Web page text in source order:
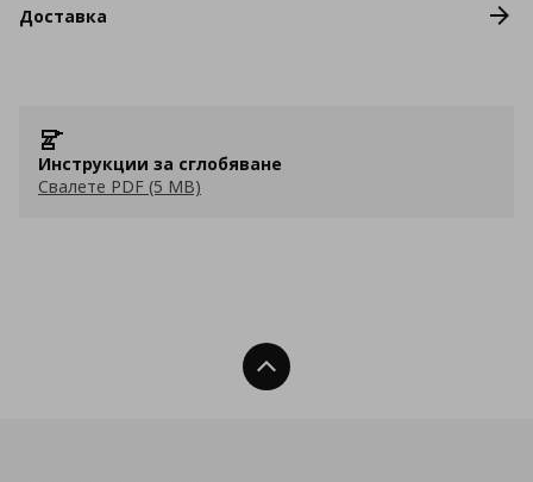
Доставка
Инструкции за сглобяване
Свалете PDF (5 MB)
Нагоре